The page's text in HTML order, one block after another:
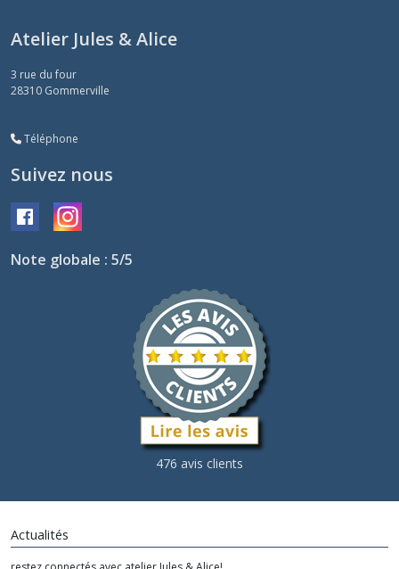
Atelier Jules & Alice
3 rue du four
28310 Gommerville
Téléphone
Suivez nous
Note globale : 5/5
476 avis clients
Actualités